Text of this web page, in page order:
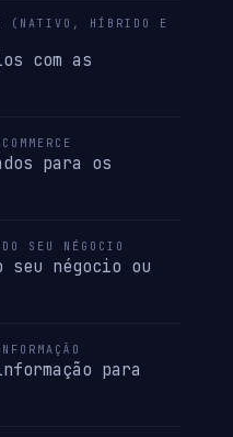
(NATIVO, HÍBRIDO E
com as
para os
SEU NÉGOCIO
seu négocio ou
para